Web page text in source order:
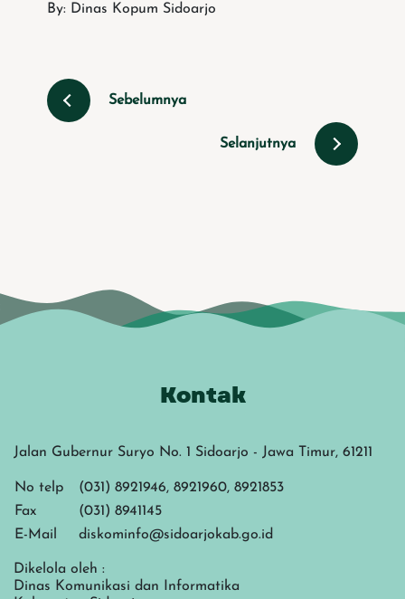
By: Dinas Kopum Sidoarjo
Sebelumnya
Selanjutnya
Kontak
Jalan Gubernur Suryo No. 1 Sidoarjo - Jawa Timur, 61211
No telp
(031) 8921946, 8921960, 8921853
Fax
(031) 8941145
E-Mail
diskominfo@sidoarjokab.go.id
Dikelola oleh :
Dinas Komunikasi dan Informatika